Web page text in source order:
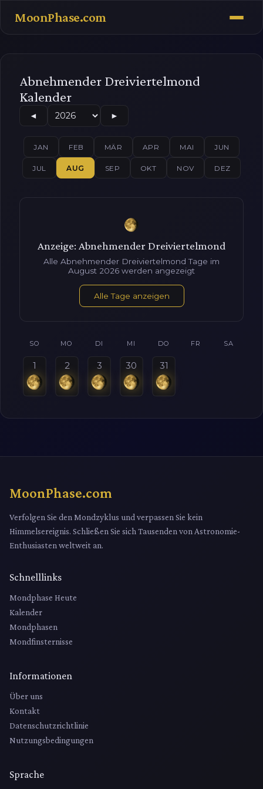
MoonPhase.com
Abnehmender Dreiviertelmond
Kalender
◄ ►
JAN FEB MÄR APR MAI JUN
JUL AUG SEP OKT NOV DEZ
Anzeige: Abnehmender Dreiviertelmond
Alle Abnehmender Dreiviertelmond Tage im
August 2026 werden angezeigt
Alle Tage anzeigen
SO MO DI MI DO FR SA
1 2 3 30 31
MoonPhase.com
Verfolgen Sie den Mondzyklus und verpassen Sie kein
Himmelsereignis. Schließen Sie sich Tausenden von Astronomie-
Enthusiasten weltweit an.
Schnelllinks
Mondphase Heute
Kalender
Mondphasen
Mondfinsternisse
Informationen
Über uns
Kontakt
Datenschutzrichtlinie
Nutzungsbedingungen
Sprache